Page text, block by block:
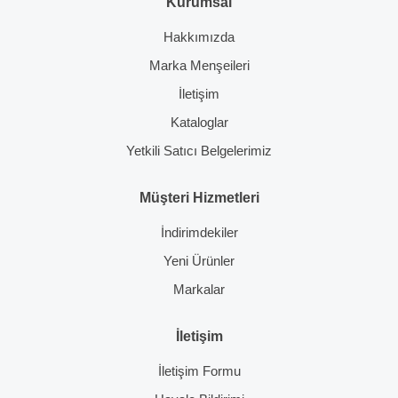
Hakkımızda
Marka Menşeileri
İletişim
Kataloglar
Yetkili Satıcı Belgelerimiz
Müşteri Hizmetleri
İndirimdekiler
Yeni Ürünler
Markalar
İletişim
İletişim Formu